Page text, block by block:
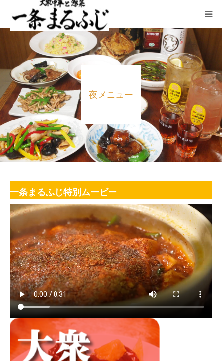
夜メニュー
一条まるふじ特別ムービー
HOME
まるふじ絵日記
夜メニュー
宴会
ランチ
採用情報
加藤商店TOP